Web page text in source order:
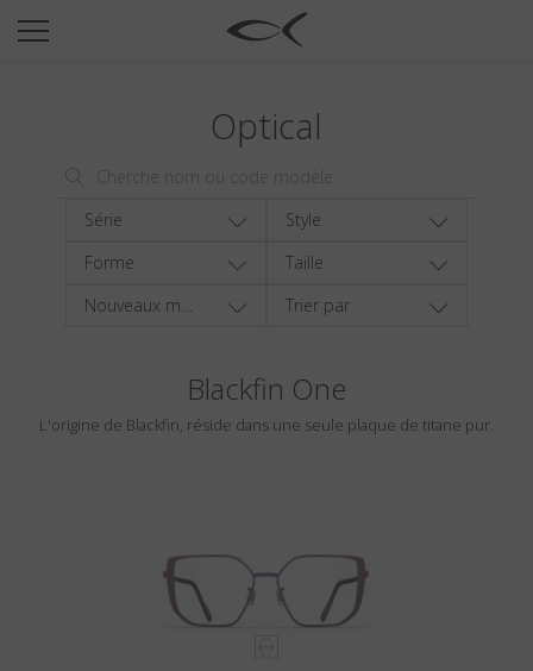
SUN
TITANIUM
NEWSROOM
Liste de souhaits
Optical
Série
Style
Forme
Taille
Nouveaux modèles
Trier par
Blackfin One
L'origine de Blackfin, réside dans une seule plaque de titane pur.